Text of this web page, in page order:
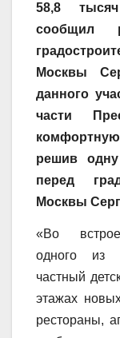
58,8
сообщил
Москвы
данного
части
решив
перед
Москвы
«Во
одного из
частный
этажах
рестораны,